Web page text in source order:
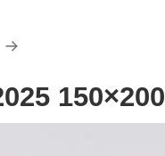
150×200